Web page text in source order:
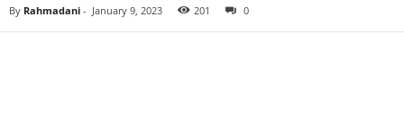
By Rahmadani - January 9, 2023 201 0